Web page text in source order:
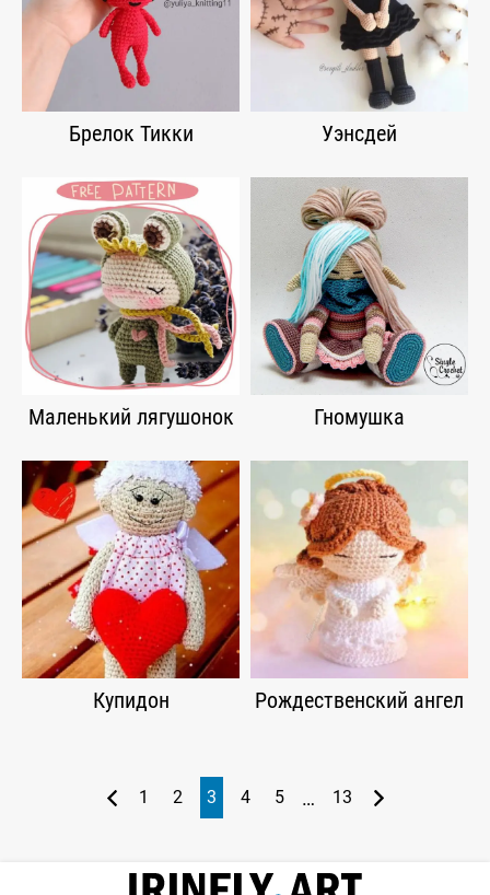
Брелок Тикки Уэнсдей
Маленький лягушонок Гномушка
Купидон Рождественский ангел
1 2 3 4 5 … 13